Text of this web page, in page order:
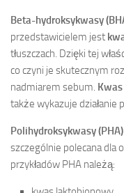
Beta-hydroksykwasy
przedstawicielem jest
tłuszczach. Dzięki tej
co czyni je skutecznym
nadmiarem sebum.
także wykazuje działanie
Polihydroksykwasy (PHA)
szczególnie polecana dla
przykładów PHA należą: